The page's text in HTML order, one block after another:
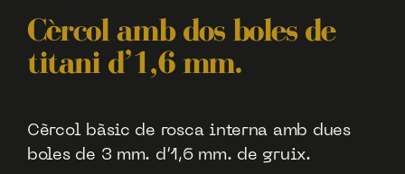
Cèrcol amb dos boles de
titani d’1,6 mm.
Cèrcol bàsic de rosca interna amb dues
boles de 3 mm. d’1,6 mm. de gruix.